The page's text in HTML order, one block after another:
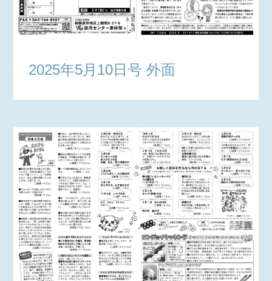
2025年5月10日号 外面